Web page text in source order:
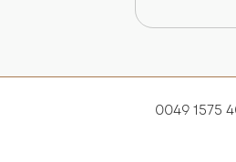
0049 1575